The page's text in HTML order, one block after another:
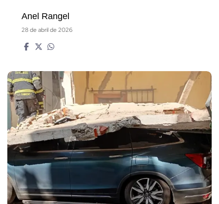
Anel Rangel
28 de abril de 2026